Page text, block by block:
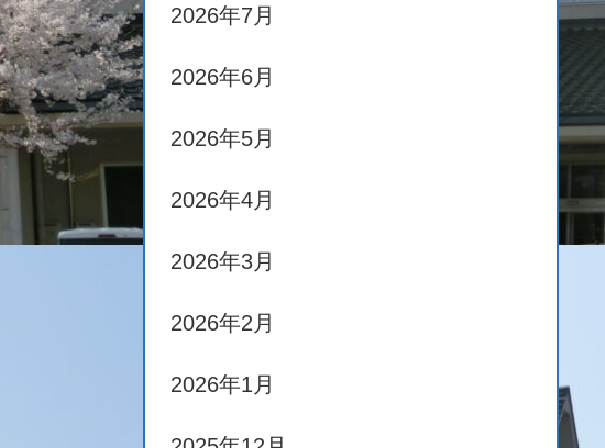
2026年7月
2026年6月
2026年5月
2026年4月
2026年3月
2026年2月
2026年1月